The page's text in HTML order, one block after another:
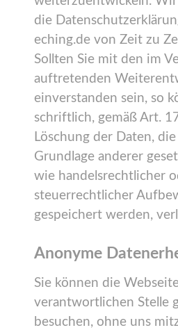
die
eching.de von Zeit zu
Sollten Sie mit den im
auftretenden
einverstanden sein, so
schriftlich, gemäß Art.
Löschung der Daten,
Grundlage anderer
wie handelsrechtlicher
steuerrechtlicher
gespeichert werden,
Anonyme
Sie können die
verantwortlichen Stelle
besuchen, ohne uns